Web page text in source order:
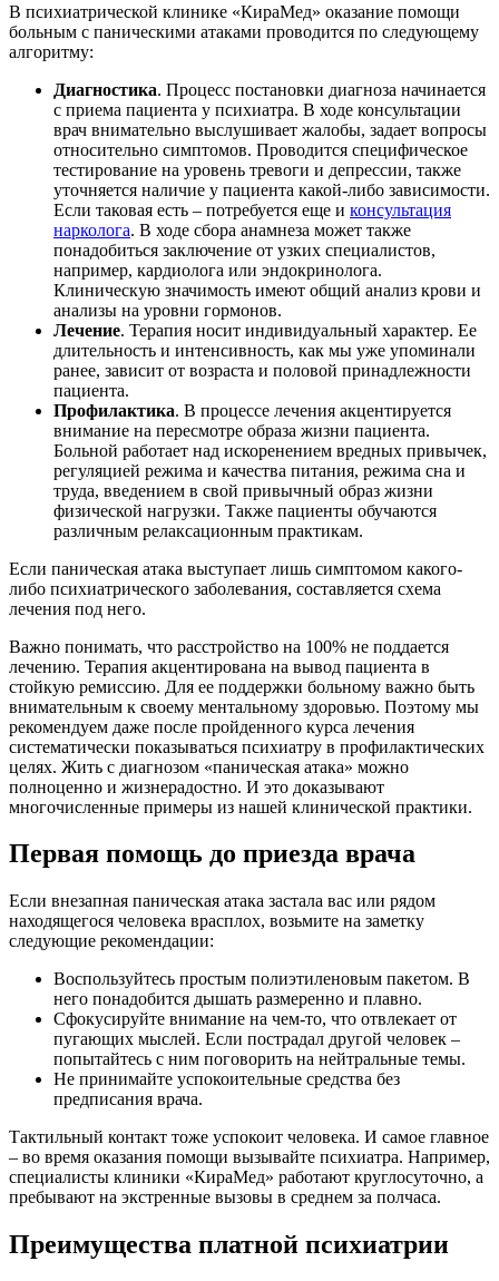
В психиатрической клинике «КираМед» оказание помощи
больным с паническими атаками проводится по следующему
алгоритму:
Диагностика. Процесс постановки диагноза начинается
с приема пациента у психиатра. В ходе консультации
врач внимательно выслушивает жалобы, задает вопросы
относительно симптомов. Проводится специфическое
тестирование на уровень тревоги и депрессии, также
уточняется наличие у пациента какой-либо зависимости.
Если таковая есть – потребуется еще и консультация
нарколога. В ходе сбора анамнеза может также
понадобиться заключение от узких специалистов,
например, кардиолога или эндокринолога.
Клиническую значимость имеют общий анализ крови и
анализы на уровни гормонов.
Лечение. Терапия носит индивидуальный характер. Ее
длительность и интенсивность, как мы уже упоминали
ранее, зависит от возраста и половой принадлежности
пациента.
Профилактика. В процессе лечения акцентируется
внимание на пересмотре образа жизни пациента.
Больной работает над искоренением вредных привычек,
регуляцией режима и качества питания, режима сна и
труда, введением в свой привычный образ жизни
физической нагрузки. Также пациенты обучаются
различным релаксационным практикам.
Если паническая атака выступает лишь симптомом какого-
либо психиатрического заболевания, составляется схема
лечения под него.
Важно понимать, что расстройство на 100% не поддается
лечению. Терапия акцентирована на вывод пациента в
стойкую ремиссию. Для ее поддержки больному важно быть
внимательным к своему ментальному здоровью. Поэтому мы
рекомендуем даже после пройденного курса лечения
систематически показываться психиатру в профилактических
целях. Жить с диагнозом «паническая атака» можно
полноценно и жизнерадостно. И это доказывают
многочисленные примеры из нашей клинической практики.
Первая помощь до приезда врача
Если внезапная паническая атака застала вас или рядом
находящегося человека врасплох, возьмите на заметку
следующие рекомендации:
Воспользуйтесь простым полиэтиленовым пакетом. В
него понадобится дышать размеренно и плавно.
Сфокусируйте внимание на чем-то, что отвлекает от
пугающих мыслей. Если пострадал другой человек –
попытайтесь с ним поговорить на нейтральные темы.
Не принимайте успокоительные средства без
предписания врача.
Тактильный контакт тоже успокоит человека. И самое главное
– во время оказания помощи вызывайте психиатра. Например,
специалисты клиники «КираМед» работают круглосуточно, а
пребывают на экстренные вызовы в среднем за полчаса.
Преимущества платной психиатрии